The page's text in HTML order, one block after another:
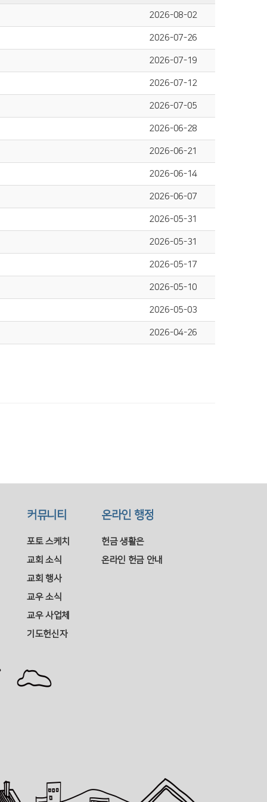
2026-08-02
2026-07-26
2026-07-19
2026-07-12
2026-07-05
2026-06-28
2026-06-21
2026-06-14
2026-06-07
2026-05-31
2026-05-31
2026-05-17
2026-05-10
2026-05-03
2026-04-26
커뮤니티
포토 스케치
교회 소식
교회 행사
교우 소식
교우 사업체
기도헌신자
온라인 행정
헌금 생활은
온라인 헌금 안내